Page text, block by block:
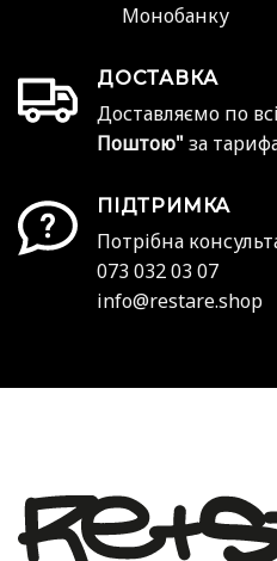
Монобанку
ДОСТАВКА
Доставляємо по
Поштою" за
ПІДТРИМКА
Потрібна
073 032 03 07
info@restare.shop